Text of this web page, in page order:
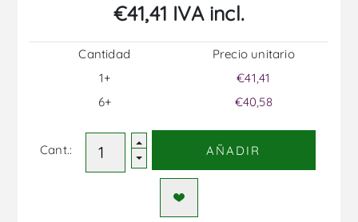
€41,41 IVA incl.
Cantidad
1+
6+
Precio unitario
€41,41
€40,58
Cant.: AÑADIR